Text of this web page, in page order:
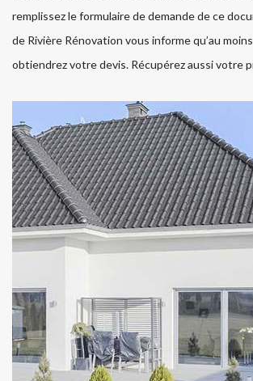
remplissez le formulaire de demande de ce
de Rivière Rénovation vous informe qu’au
obtiendrez votre devis. Récupérez aussi votre